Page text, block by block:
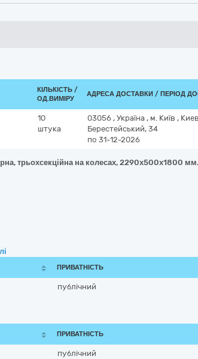
КІЛЬКІСТЬ /
ОД.ВИМІРУ
АДРЕСА ДОСТАВКИ / ПЕРІОД
10
штука
03056 , Україна , м. Київ ,
Берестейський, 34
по 31-12-2026
трьохсекційна на колесах, 2290х500х1800
ПРИВАТНІСТЬ
публічний
ПРИВАТНІСТЬ
публічний